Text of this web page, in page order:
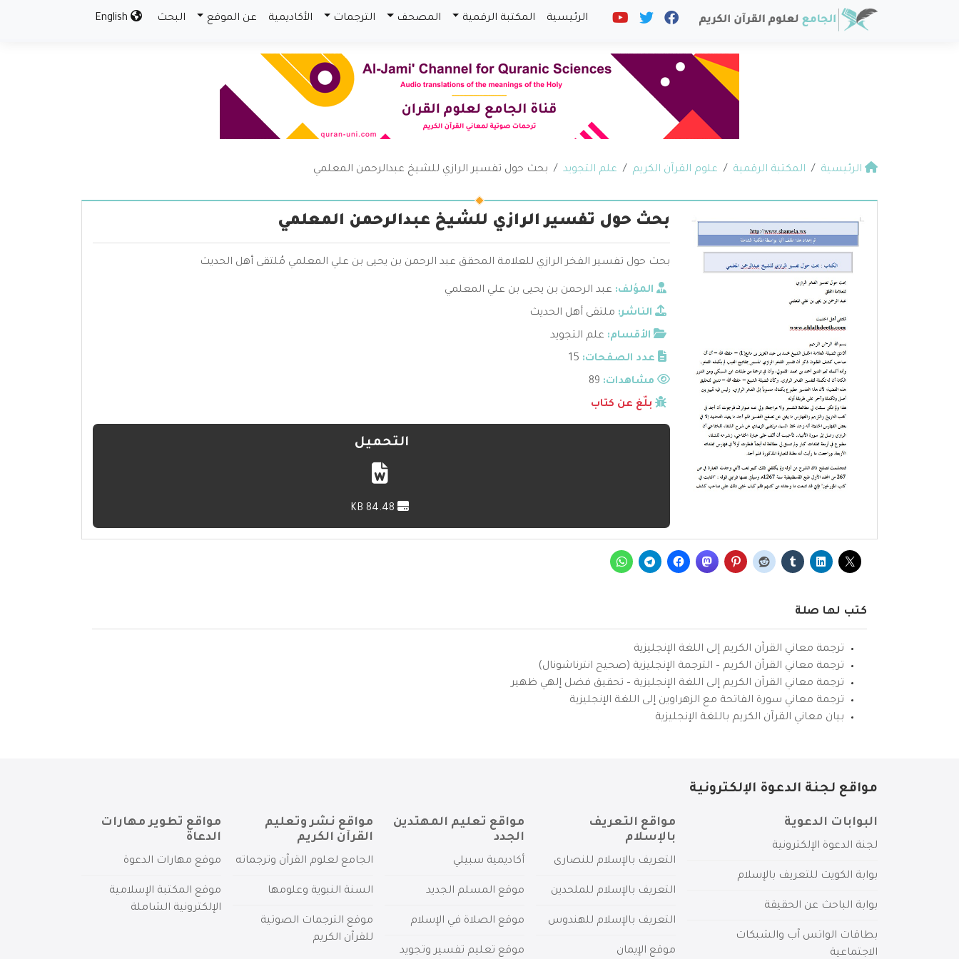
الرئيسية المكتبة الرقمية المصحف الترجمات الأكاديمية عن الموقع البحث
الرئيسية المكتبة الرقمية علوم القرآن الكريم علم التجويد بحث حول تفسير الرازي للشيخ عبدالرحمن المعلمي
بحث حول تفسير الرازي للشيخ عبدالرحمن المعلمي
بحث حول تفسير الفخر الرازي للعلامة المحقق عبد الرحمن بن يحيى بن علي المعلمي مُلتقى أهل الحديث
المؤلف: عبد الرحمن بن يحيى بن علي المعلمي
الناشر: ملتقى أهل الحديث
الأقسام: علم التجويد
عدد الصفحات: 15
مشاهدات:
بلّغ عن كتاب
التحميل
كتب لها صلة
ترجمة معاني القرآن الكريم إلى اللغة الإنجليزية
ترجمة معاني القرآن الكريم – الترجمة الإنجليزية (صحيح انترناشونال)
ترجمة معاني القرآن الكريم إلى اللغة الإنجليزية – تحقيق فضل إلهي ظهير
ترجمة معاني سورة الفاتحة مع الزهراوين إلى اللغة الإنجليزية
بيان معاني القرآن الكريم باللغة الإنجليزية
مواقع لجنة الدعوة الإلكترونية
البوابات الدعوية
لجنة الدعوة الإلكترونية
بوابة الكويت للتعريف بالإسلام
بوابة الباحث عن الحقيقة
بطاقات الواتس آب والشبكات
الاجتماعية
مواقع التعريف
بالإسلام
التعريف بالإسلام للنصارى
التعريف بالإسلام للملحدين
التعريف بالإسلام للهندوس
موقع الإيمان
مواقع تعليم المهتدين
الجدد
أكاديمية سبيلي
موقع المسلم الجديد
موقع الصلاة في الإسلام
موقع تعليم تفسير وتجويد
مواقع نشر وتعليم
القرآن الكريم
الجامع لعلوم القرآن وترجماته
السنة النبوية وعلومها
موقع الترجمات الصوتية
للقرآن الكريم
مواقع تطوير مهارات
الدعاة
موقع مهارات الدعوة
موقع المكتبة الإسلامية
الإلكترونية الشاملة